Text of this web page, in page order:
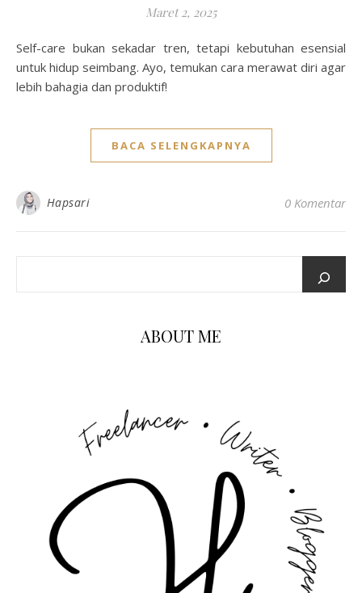
Maret 2, 2025
Self-care bukan sekadar tren, tetapi kebutuhan esensial
untuk hidup seimbang. Ayo, temukan cara merawat diri agar
lebih bahagia dan produktif!
BACA SELENGKAPNYA
Hapsari 0 Komentar
ABOUT ME